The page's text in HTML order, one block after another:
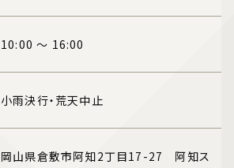
10:00 ～ 16:00
小雨決行・荒天中止
岡山県倉敷市阿知2丁目17-27 阿知ス